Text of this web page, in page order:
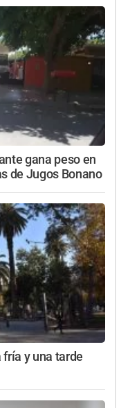
gana peso en
de Jugos Bonano
y una tarde